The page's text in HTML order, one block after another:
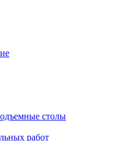
столы
работ